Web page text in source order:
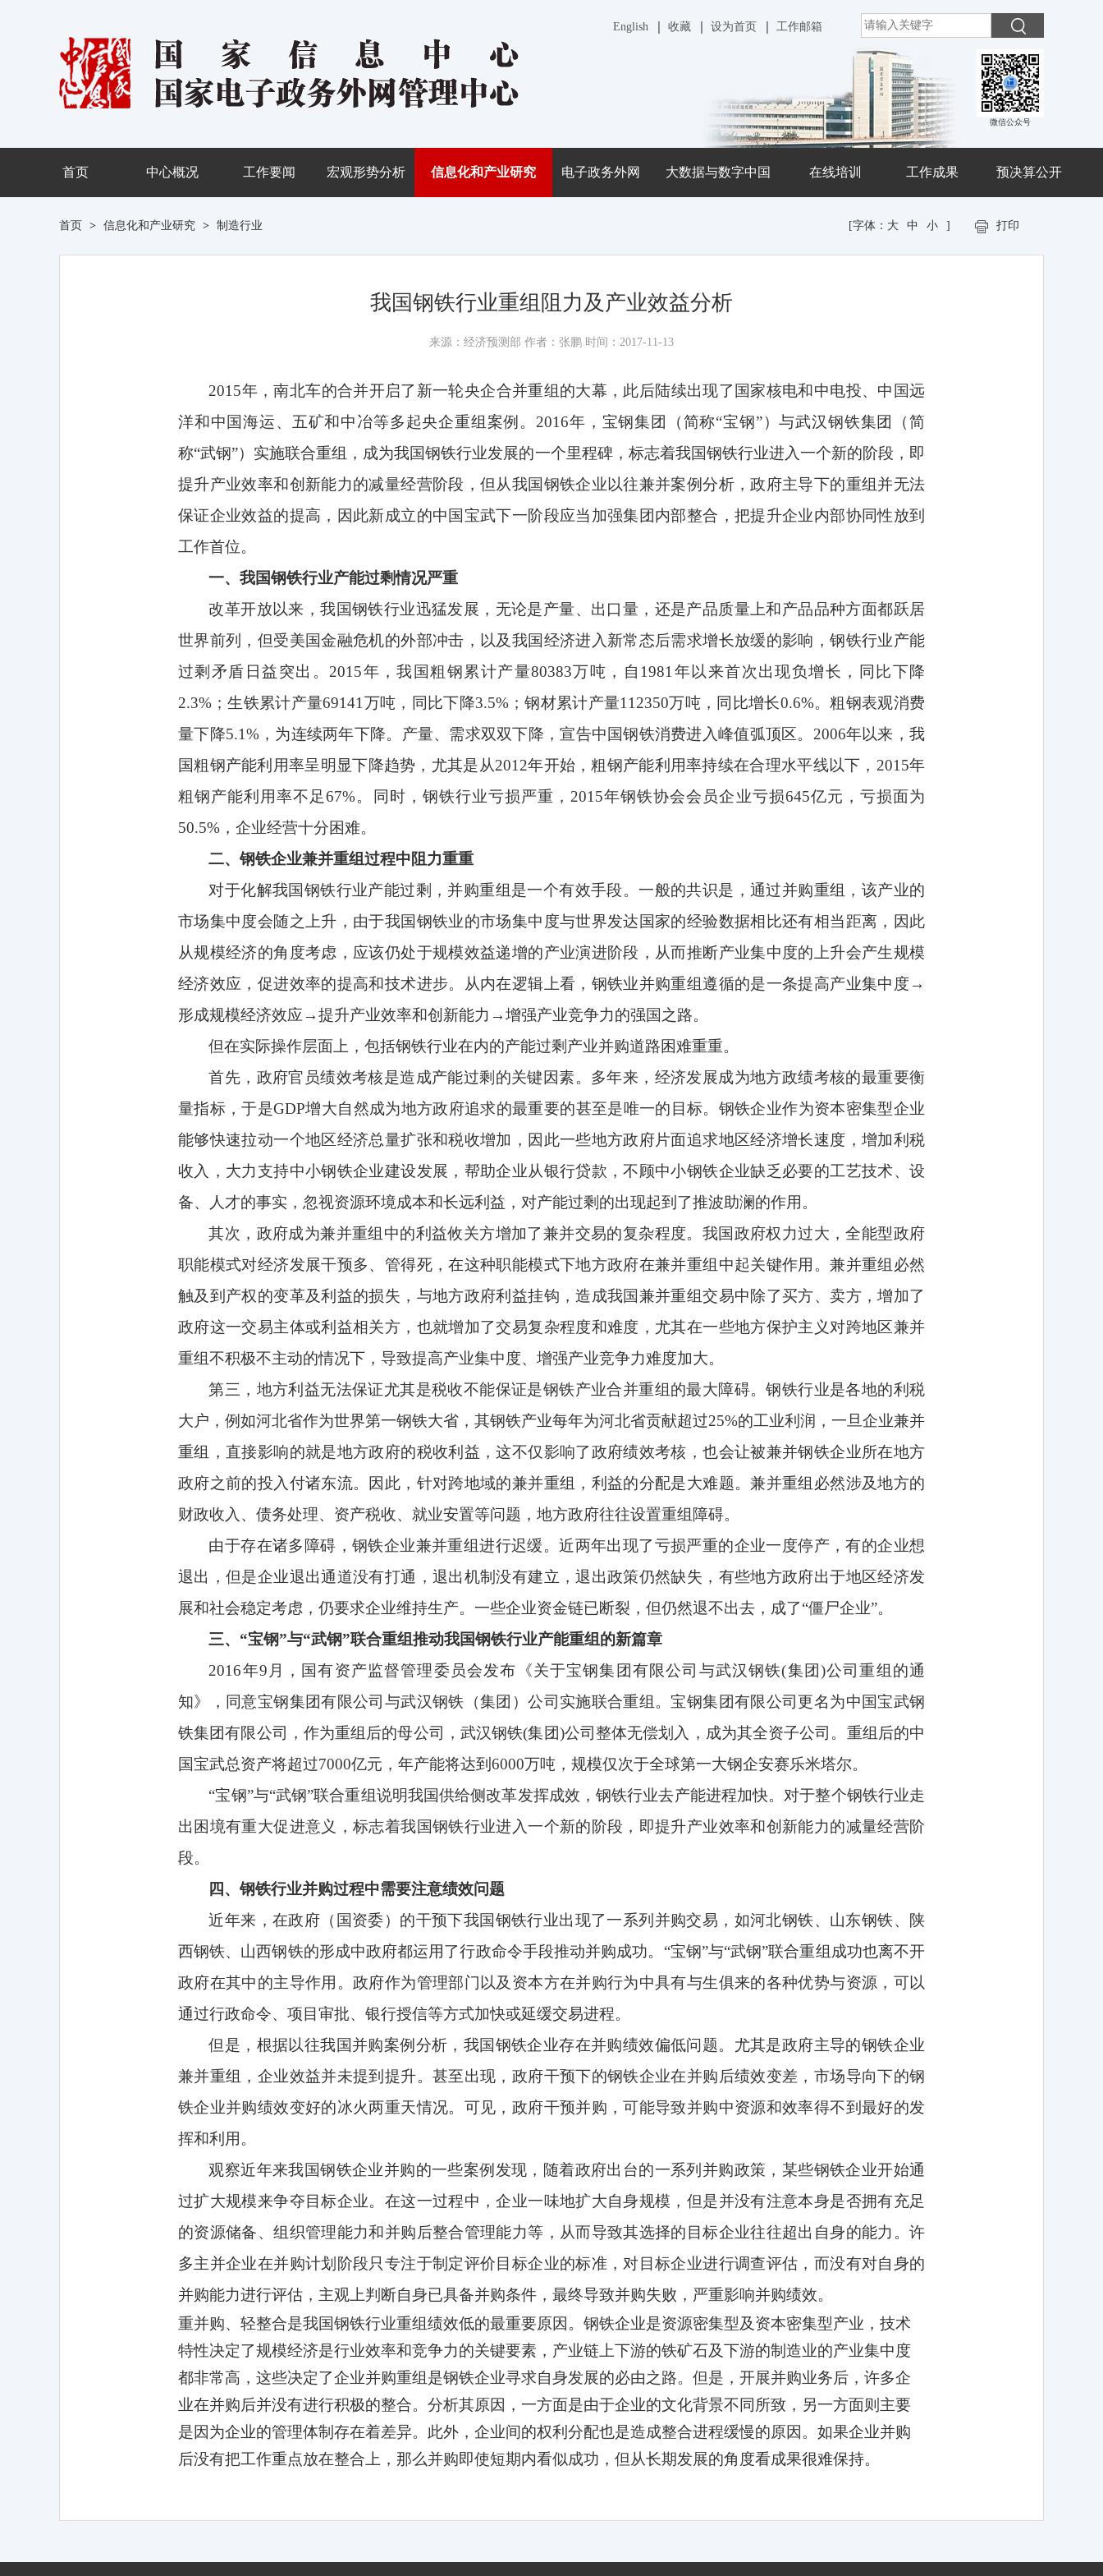
English 收藏 设为首页 工作邮箱
微信公众号
首页 中心概况 工作要闻 宏观形势分析 信息化和产业研究 电子政务外网 大数据与数字中国 在线培训 工作成果 预决算公开
首页 > 信息化和产业研究 > 制造行业 [字体： 大 中 小 ] 打印
我国钢铁行业重组阻力及产业效益分析
来源：经济预测部 作者：张鹏 时间：2017-11-13
2015年，南北车的合并开启了新一轮央企合并重组的大幕，此后陆续出现了国家核电和中电投、中国远
洋和中国海运、五矿和中冶等多起央企重组案例。 2016年，宝钢集团（简称“宝钢”）与武汉钢铁集团（简
称“武钢”）实施联合重组，成为我国钢铁行业发展的一个里程碑，标志着我国钢铁行业进入一个新的阶段，即
提升产业效率和创新能力的减量经营阶段，但从我国钢铁企业以往兼并案例分析，政府主导下的重组并无法
保证企业效益的提高，因此新成立的中国宝武下一阶段应当加强集团内部整合，把提升企业内部协同性放到
工作首位。
一、我国钢铁行业产能过剩情况严重
改革开放以来，我国钢铁行业迅猛发展，无论是产量、出口量，还是产品质量上和产品品种方面都跃居
世界前列，但受美国金融危机的外部冲击，以及我国经济进入新常态后需求增长放缓的影响，钢铁行业产能
过剩矛盾日益突出。 2015年，我国粗钢累计产量80383万吨，自 1981 年以来首次出现负增长，同比下降
2.3% ；生铁累计产量69141 万吨，同比下降3.5%；钢材累计产量112350万吨，同比增长0.6%。粗钢表观消费
量下降5.1%，为连续两年下降。产量、需求双双下降，宣告中国钢铁消费进入峰值弧顶区。 2006年以来，我
国粗钢产能利用率呈明显下降趋势，尤其是从2012年开始，粗钢产能利用率持续在合理水平线以下， 2015年
粗钢产能利用率不足67%。同时，钢铁行业亏损严重， 2015年钢铁协会会员企业亏损645亿元，亏损面为
50.5% ，企业经营十分困难。
二、钢铁企业兼并重组过程中阻力重重
对于化解我国钢铁行业产能过剩，并购重组是一个有效手段。一般的共识是，通过并购重组，该产业的
市场集中度会随之上升，由于我国钢铁业的市场集中度与世界发达国家的经验数据相比还有相当距离，因此
从规模经济的角度考虑，应该仍处于规模效益递增的产业演进阶段，从而推断产业集中度的上升会产生规模
经济效应，促进效率的提高和技术进步。从内在逻辑上看，钢铁业并购重组遵循的是一条提高产业集中度→
形成规模经济效应→提升产业效率和创新能力→增强产业竞争力的强国之路。
但在实际操作层面上，包括钢铁行业在内的产能过剩产业并购道路困难重重。
首先，政府官员绩效考核是造成产能过剩的关键因素。多年来，经济发展成为地方政绩考核的最重要衡
量指标，于是GDP增大自然成为地方政府追求的最重要的甚至是唯一的目标。钢铁企业作为资本密集型企业
能够快速拉动一个地区经济总量扩张和税收增加，因此一些地方政府片面追求地区经济增长速度，增加利税
收入，大力支持中小钢铁企业建设发展，帮助企业从银行贷款，不顾中小钢铁企业缺乏必要的工艺技术、设
备、人才的事实，忽视资源环境成本和长远利益，对产能过剩的出现起到了推波助澜的作用。
其次，政府成为兼并重组中的利益攸关方增加了兼并交易的复杂程度。我国政府权力过大，全能型政府
职能模式对经济发展干预多、管得死，在这种职能模式下地方政府在兼并重组中起关键作用。兼并重组必然
触及到产权的变革及利益的损失，与地方政府利益挂钩，造成我国兼并重组交易中除了买方、卖方，增加了
政府这一交易主体或利益相关方，也就增加了交易复杂程度和难度，尤其在一些地方保护主义对跨地区兼并
重组不积极不主动的情况下，导致提高产业集中度、增强产业竞争力难度加大。
第三，地方利益无法保证尤其是税收不能保证是钢铁产业合并重组的最大障碍。钢铁行业是各地的利税
大户，例如河北省作为世界第一钢铁大省，其钢铁产业每年为河北省贡献超过25%的工业利润，一旦企业兼并
重组，直接影响的就是地方政府的税收利益，这不仅影响了政府绩效考核，也会让被兼并钢铁企业所在地方
政府之前的投入付诸东流。因此，针对跨地域的兼并重组，利益的分配是大难题。兼并重组必然涉及地方的
财政收入、债务处理、资产税收、就业安置等问题，地方政府往往设置重组障碍。
由于存在诸多障碍，钢铁企业兼并重组进行迟缓。近两年出现了亏损严重的企业一度停产，有的企业想
退出，但是企业退出通道没有打通，退出机制没有建立，退出政策仍然缺失，有些地方政府出于地区经济发
展和社会稳定考虑，仍要求企业维持生产。一些企业资金链已断裂，但仍然退不出去，成了“僵尸企业”。
三、“宝钢”与“武钢”联合重组推动我国钢铁行业产能重组的新篇章
2016年9 月，国有资产监督管理委员会发布《关于宝钢集团有限公司与武汉钢铁(集团)公司重组的通
知》，同意宝钢集团有限公司与武汉钢铁（集团）公司实施联合重组。宝钢集团有限公司更名为中国宝武钢
铁集团有限公司，作为重组后的母公司，武汉钢铁(集团)公司整体无偿划入，成为其全资子公司。重组后的中
国宝武总资产将超过7000亿元，年产能将达到 6000万吨，规模仅次于全球第一大钢企安赛乐米塔尔。
“宝钢”与“武钢”联合重组说明我国供给侧改革发挥成效，钢铁行业去产能进程加快。对于整个钢铁行业走
出困境有重大促进意义，标志着我国钢铁行业进入一个新的阶段，即提升产业效率和创新能力的减量经营阶
段。
四、钢铁行业并购过程中需要注意绩效问题
近年来，在政府（国资委）的干预下我国钢铁行业出现了一系列并购交易，如河北钢铁、山东钢铁、陕
西钢铁、山西钢铁的形成中政府都运用了行政命令手段推动并购成功。“宝钢”与“武钢”联合重组成功也离不开
政府在其中的主导作用。政府作为管理部门以及资本方在并购行为中具有与生俱来的各种优势与资源，可以
通过行政命令、项目审批、银行授信等方式加快或延缓交易进程。
但是，根据以往我国并购案例分析，我国钢铁企业存在并购绩效偏低问题。尤其是政府主导的钢铁企业
兼并重组，企业效益并未提到提升。甚至出现，政府干预下的钢铁企业在并购后绩效变差，市场导向下的钢
铁企业并购绩效变好的冰火两重天情况。可见，政府干预并购，可能导致并购中资源和效率得不到最好的发
挥和利用。
观察近年来我国钢铁企业并购的一些案例发现，随着政府出台的一系列并购政策，某些钢铁企业开始通
过扩大规模来争夺目标企业。在这一过程中，企业一味地扩大自身规模，但是并没有注意本身是否拥有充足
的资源储备、组织管理能力和并购后整合管理能力等，从而导致其选择的目标企业往往超出自身的能力。许
多主并企业在并购计划阶段只专注于制定评价目标企业的标准，对目标企业进行调查评估，而没有对自身的
并购能力进行评估，主观上判断自身已具备并购条件，最终导致并购失败，严重影响并购绩效。
重并购、轻整合是我国钢铁行业重组绩效低的最重要原因。钢铁企业是资源密集型及资本密集型产业，技术
特性决定了规模经济是行业效率和竞争力的关键要素，产业链上下游的铁矿石及下游的制造业的产业集中度
都非常高，这些决定了企业并购重组是钢铁企业寻求自身发展的必由之路。但是，开展并购业务后，许多企
业在并购后并没有进行积极的整合。分析其原因，一方面是由于企业的文化背景不同所致，另一方面则主要
是因为企业的管理体制存在着差异。此外，企业间的权利分配也是造成整合进程缓慢的原因。如果企业并购
后没有把工作重点放在整合上，那么并购即使短期内看似成功，但从长期发展的角度看成果很难保持。